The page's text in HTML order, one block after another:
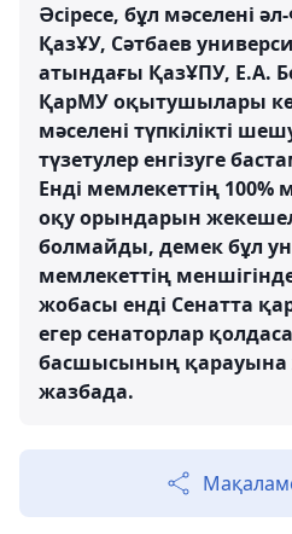
Әсіресе, бұл мәселені
ҚазҰУ, Сәтбаев
атындағы ҚазҰПУ, Е.А.
ҚарМУ оқытушылары
мәселені түпкілікті
түзетулер енгізуге
Енді мемлекеттің 100%
оқу орындарын
болмайды, демек бұл
мемлекеттің
жобасы енді Сенатта
егер сенаторлар
басшысының қарауына
жазбада.